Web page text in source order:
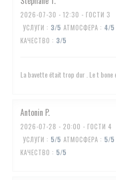
2026-07-30 - 12:30 - ГОСТИ 3
УСЛУГИ : 3/5 АТМОСФЕРА : 4/5
КАЧЕСТВО : 3/5
La bavette était trop dur . Le t bone
Antonin P
2026-07-28 - 20:00 - ГОСТИ 4
УСЛУГИ : 5/5 АТМОСФЕРА : 5/5
КАЧЕСТВО : 5/5